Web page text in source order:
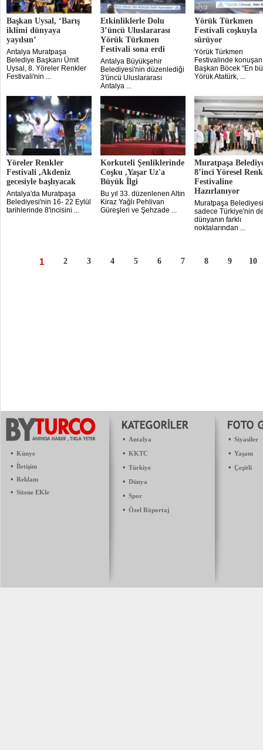
Başkan Uysal, ‘Barış
iklimi dünyaya
yayılsın’
Antalya Muratpaşa
Belediye Başkanı Ümit
Uysal, 8. Yöreler Renkler
Festivali'nin ...
Etkinliklerle Dolu
3’üncü Uluslararası
Yörük Türkmen
Festivali sona erdi
Antalya Büyükşehir
Belediyesi'nin düzenlediği
3'üncü Uluslararası
Antalya ...
Yörük Türkmen
Festivali coşkuyla
sürüyor
Yörük Türkmen
Festivalinde konuşan
Başkan Böcek “En
Yörük Atatürk, ...
Yöreler Renkler
Festivali ,Akdeniz
gecesiyle başlıyacak
Antalya'da Muratpaşa
Belediyesi'nin 16- 22 Eylül
tarihlerinde 8'incisini ...
Korkuteli Şenliklerinde
Coşku ,Yaşar Uz'a
Büyük İlgi
Bu yıl 33. düzenlenen Altın
Kiraz Yağlı Pehlivan
Güreşleri ve Şehzade ...
Muratpaşa
8’inci Yöresel
Festivaline
Hazırlanıyor
Muratpaşa
sadece Türkiye'nin
dünyanın farklı
noktalarından ...
1 2 3 4 5 6 7 8 9 10
• Künye
• İletişim
• Reklam
• Sitene EKle
• Antalya
• KKTC
• Türkiye
• Dünya
• Spor
• Özel Röportaj
• Siyasiler
• Yaşam
• Çeşitli